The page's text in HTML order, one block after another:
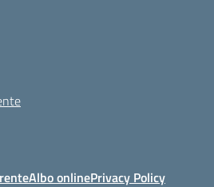
Albo onlinePrivacy Policy